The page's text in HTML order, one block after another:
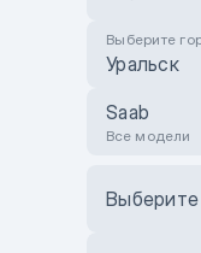
Выберите
Уральск
Saab
Все модели